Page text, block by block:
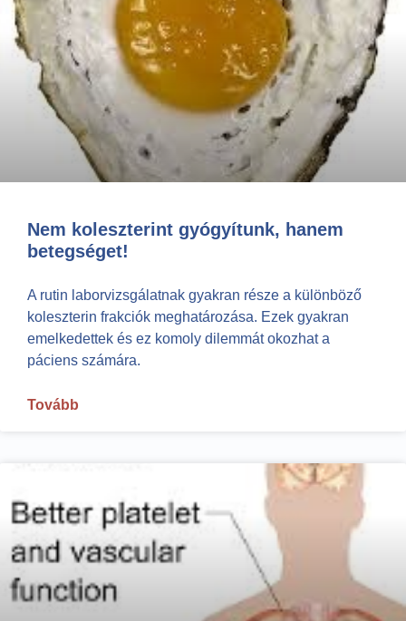
Nem koleszterint gyógyítunk, hanem
betegséget!
A rutin laborvizsgálatnak gyakran része a különböző
koleszterin frakciók meghatározása. Ezek gyakran
emelkedettek és ez komoly dilemmát okozhat a
páciens számára.
Tovább